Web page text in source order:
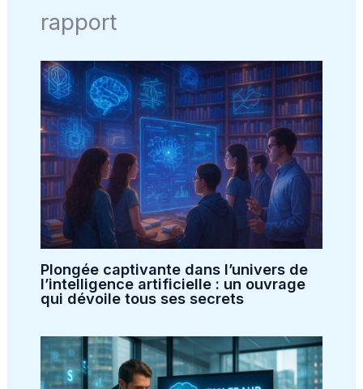
rapport
Plongée captivante dans l’univers de
l’intelligence artificielle : un ouvrage
qui dévoile tous ses secrets